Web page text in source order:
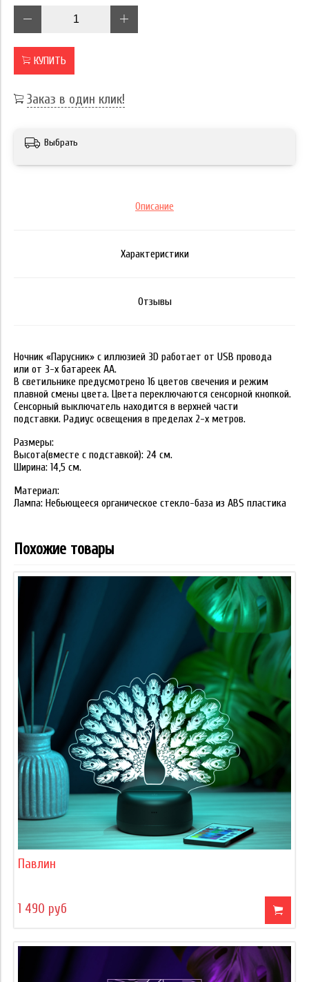
КУПИТЬ
Заказ в один клик!
Выбрать
Описание
Характеристики
Отзывы
Ночник «Парусник» с иллюзией 3D работает от USB провода
или от 3-х батареек АА.
В светильнике предусмотрено 16 цветов свечения и режим
плавной смены цвета. Цвета переключаются сенсорной кнопкой.
Сенсорный выключатель находится в верхней части
подставки. Радиус освещения в пределах 2-х метров.
Размеры:
Высота(вместе с подставкой): 24 см.
Ширина: 14,5 см.
Материал:
Лампа: Небьющееся органическое стекло-база из ABS пластика
Похожие товары
Павлин
1 490 руб